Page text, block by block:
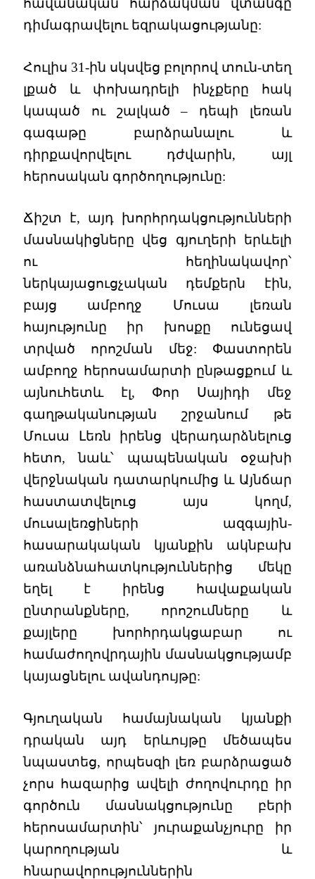
հավանական հարձակման վտանգը
դիմագրավելու եզրակացությանը:
Հուլիս 31-ին սկսվեց բոլորով տուն-տեղ
լքած և փոխադրելի ինչքերը հակ
կապած ու շալկած – դեպի լեռան
գագաթը բարձրանալու և
դիրքավորվելու դժվարին, այլ
հերոսական գործողությունը:
Ճիշտ է, այդ խորհրդակցությունների
մասնակիցները վեց գյուղերի երևելի
ու հեղինակավոր՝
ներկայացուցչական դեմքերն էին,
բայց ամբողջ Մուսա լեռան
հայությունը իր խոսքը ունեցավ
տրված որոշման մեջ: Փաստորեն
ամբողջ հերոսամարտի ընթացքում և
այնուհետև էլ, Փոր Սայիդի մեջ
գաղթականության շրջանում թե
Մուսա Լեռն իրենց վերադարձնելուց
հետո, նաև՝ պապենական օջախի
վերջնական դատարկումից և Այնճար
հաստատվելուց այս կողմ,
մուսալեռցիների ազգային-
հասարակական կյանքին ակնբախ
առանձնահատկություններից մեկը
եղել է իրենց հավաքական
ընտրանքները, որոշումները և
քայլերը խորհրդակցաբար ու
համաժողովրդային մասնակցությամբ
կայացնելու ավանդույթը:
Գյուղական համայնական կյանքի
դրական այդ երևույթը մեծապես
նպաստեց, որպեսզի լեռ բարձրացած
չորս հազարից ավելի ժողովուրդը իր
գործուն մասնակցությունը բերի
հերոսամարտին՝ յուրաքանչյուրը իր
կարողության և
հնարավորություններին